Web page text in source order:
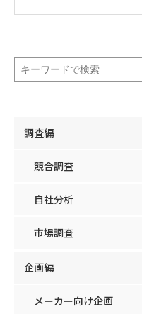
調査編
競合調査
自社分析
市場調査
企画編
メーカー向け企画